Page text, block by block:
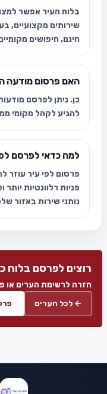
בלוח העיר אפשר
שירותים מקצועיים,
חינם, חיפושים
האם פרסום מודעה
כן. ניתן לפרסם
להגיע לקהל מקומי
למה כדאי לפרסם
פרסום לפי עיר עוזר
פניות רלוונטיות
נותני שירות באזור
רוצים לפרסם בלוח
חזרה לרשימת הערים או
← לכל הערים